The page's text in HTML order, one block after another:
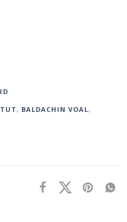
, BALDACHIN VOAL,